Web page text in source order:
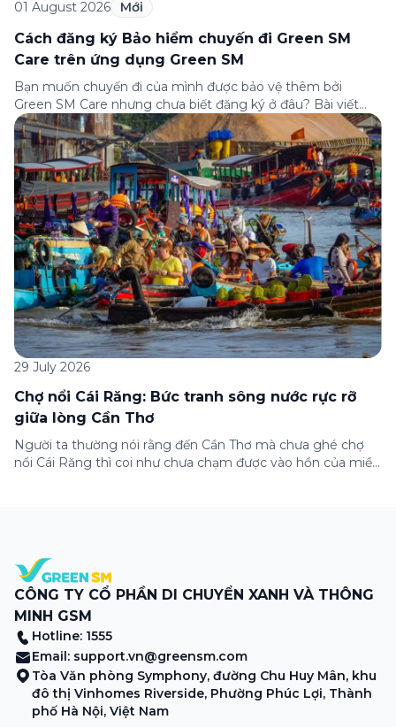
01 August 2026 Mới
Cách đăng ký Bảo hiểm chuyến đi Green SM
Care trên ứng dụng Green SM
Bạn muốn chuyến đi của mình được bảo vệ thêm bởi
Green SM Care nhưng chưa biết đăng ký ở đâu? Bài viết
dưới đây sẽ hướng dẫn chi tiết cách tham gia (và hủy tham
gia) gói bảo hiểm này ngay trên ứng dụng Green SM, cùng
những lưu ý quan trọng trước khi […]
29 July 2026
Chợ nổi Cái Răng: Bức tranh sông nước rực rỡ
giữa lòng Cần Thơ
Người ta thường nói rằng đến Cần Thơ mà chưa ghé chợ
nổi Cái Răng thì coi như chưa chạm được vào hồn của miền
CÔNG TY CỔ PHẦN DI CHUYỂN XANH VÀ THÔNG
MINH GSM
Hotline: 1555
Email: support.vn@greensm.com
Tòa Văn phòng Symphony, đường Chu Huy Mân, khu
đô thị Vinhomes Riverside, Phường Phúc Lợi, Thành
phố Hà Nội, Việt Nam